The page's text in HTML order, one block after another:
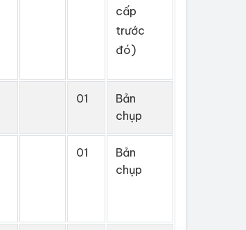
cấp
trước
đó)
01
Bản
chụp
01
Bản
chụp